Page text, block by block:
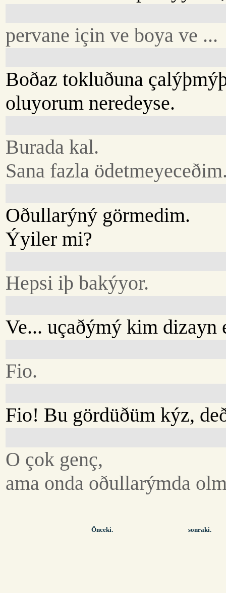
pervane için ve boya ve ...
Boðaz tokluðuna
oluyorum neredeyse.
Burada kal.
Sana fazla
Oðullarýný görmedim.
Ýyiler mi?
Hepsi iþ bakýyor.
Ve... uçaðýmý kim dizayn
Fio.
Fio! Bu gördüðüm kýz,
O çok genç,
ama onda oðullarýmda
Önceki. sonraki.